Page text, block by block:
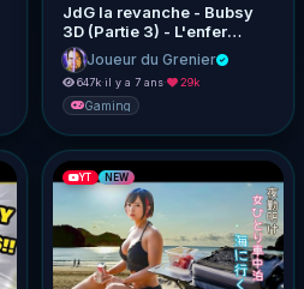
JdG la revanche - Bubsy
3D (Partie 3) - L'enfer
absoluJoueur du Grenier
647k·il y a 7 ans· 29k
Gaming
YT NEW